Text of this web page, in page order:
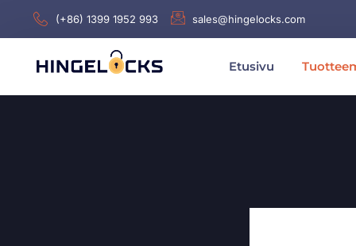
(+86) 1399 1952 993 sales@hingelocks.com
Etusivu